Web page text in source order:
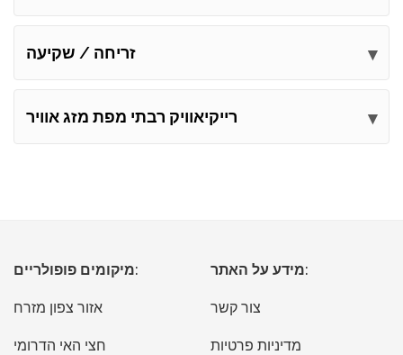
זריחה / שקיעה
רייקיאוויק רבתי מפת מזג אוויר
מיקומים פופולריים:
אזור צפון מזרח
חצי האי הדרומי
מידע על האתר:
צור קשר
מדיניות פרטיות